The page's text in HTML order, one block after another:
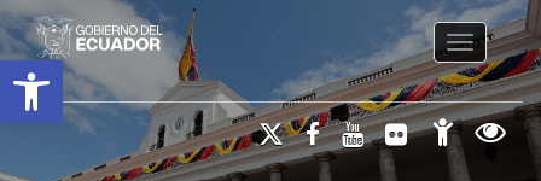
Open toolbar
Toggle